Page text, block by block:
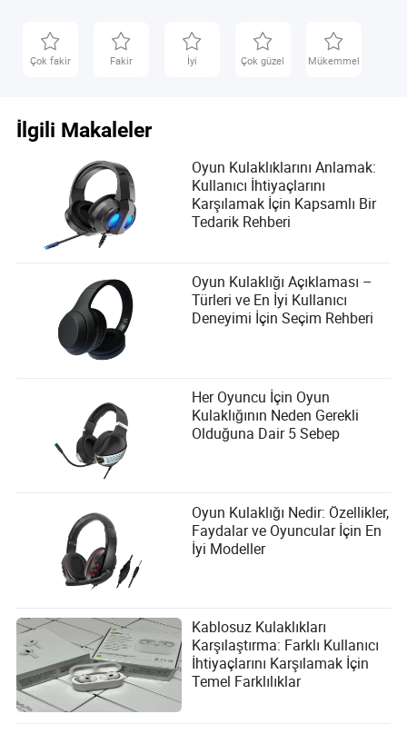
Çok fakir Fakir İyi Çok güzel Mükemmel
İlgili Makaleler
Oyun Kulaklıklarını Anlamak:
Kullanıcı İhtiyaçlarını
Karşılamak İçin Kapsamlı Bir
Tedarik Rehberi
Oyun Kulaklığı Açıklaması –
Türleri ve En İyi Kullanıcı
Deneyimi İçin Seçim Rehberi
Her Oyuncu İçin Oyun
Kulaklığının Neden Gerekli
Olduğuna Dair 5 Sebep
Oyun Kulaklığı Nedir: Özellikler,
Faydalar ve Oyuncular İçin En
İyi Modeller
Kablosuz Kulaklıkları
Karşılaştırma: Farklı Kullanıcı
İhtiyaçlarını Karşılamak İçin
Temel Farklılıklar